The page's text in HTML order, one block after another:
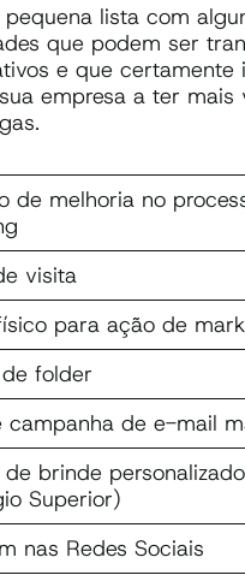
pequena lista com
que podem ser
e que certamente
empresa a ter mais
de melhoria no
visita
para ação de
folder
campanha de e-mail
brinde
Superior)
nas Redes Sociais